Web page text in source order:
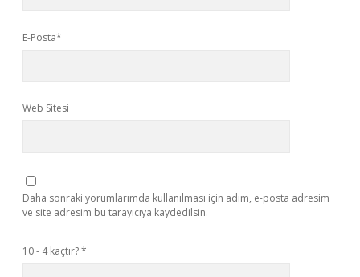
E-Posta*
Web Sitesi
Daha sonraki yorumlarımda kullanılması için adım, e-posta adresim
ve site adresim bu tarayıcıya kaydedilsin.
10 - 4 kaçtır?*